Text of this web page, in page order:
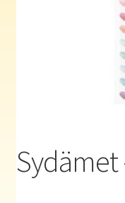
Aurinko Kustannus:
Auringon kirja- ja